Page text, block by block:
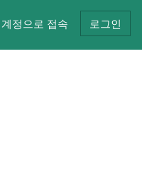
정으로 접속 로그인